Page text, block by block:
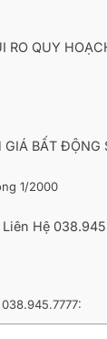
RO QUY
BẤT ĐỘNG
1/2000
Hệ